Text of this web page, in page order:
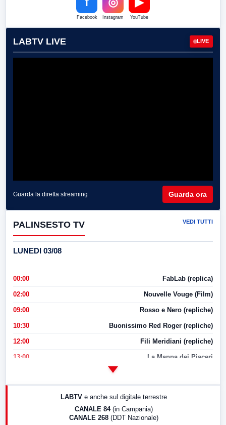
Facebook Instagram YouTube
LABTV LIVE LIVE
Guarda la diretta streaming Guarda ora
PALINSESTO TV VEDI TUTTI
LUNEDI 03/08
00:00 FabLab (replica)
02:00 Nouvelle Vouge (Film)
09:00 Rosso e Nero (repliche)
10:30 Buonissimo Red Roger (repliche)
12:00 Fili Meridiani (repliche)
13:00 La Mappa dei Piaceri
17:00 LabNews (replica)
LABTV e anche sul digitale terrestre
CANALE 84 (in Campania)
CANALE 268 (DDT Nazionale)